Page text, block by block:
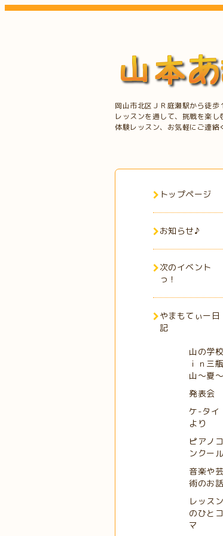
岡山市北区ＪＲ庭瀬駅から徒歩
レッスンを通して、挑戦を楽
体験レッスン、お気軽にご連絡
トップページ
お知らせ♪
次のイベント
っ！
やまもてぃー日
記
山の学校
ｉｎ三瓶
山～夏～
発表会
ケ-タイ
より
ピアノコ
ンクール
音楽や芸
術のお話
レッスン
のひとコ
マ